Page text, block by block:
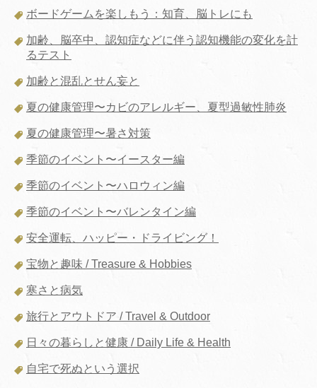
ボードゲームを楽しもう：知育、脳トレにも
加齢、脳卒中、認知症などに伴う認知機能の変化を計
るテスト
加齢と混乱とせん妄と
夏の健康管理〜カビのアレルギー、夏型過敏性肺炎
夏の健康管理〜暑さ対策
季節のイベント〜イースター編
季節のイベント〜ハロウィン編
季節のイベント〜バレンタイン編
安全運転、ハッピー・ドライビング！
宝物と趣味 / Treasure & Hobbies
寒さと病気
旅行とアウトドア / Travel & Outdoor
日々の暮らしと健康 / Daily Life & Health
自宅で死ぬという選択